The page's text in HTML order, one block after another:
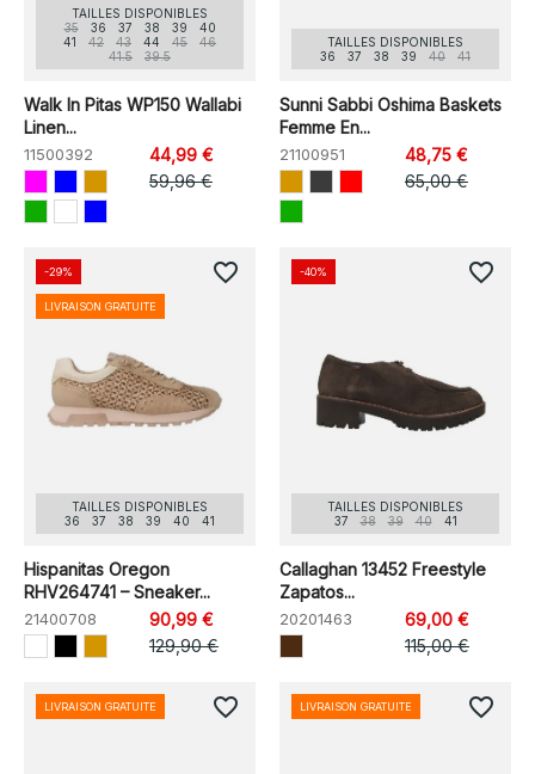
TAILLES DISPONIBLES
35
36 37 38 39
40
41
42 43 44 45
46
41.5
39.5
Walk In Pitas WP150 Wallabi
Linen...
11500392
44,99 €
59,96 €
TAILLES DISPONIBLES
36
37 38 39 40 41
Sunni Sabbi Oshima Baskets
Femme En...
21100951
48,75 €
65,00 €
TAILLES DISPONIBLES
36
37 38 39 40 41
Hispanitas Oregon
RHV264741 – Sneaker...
21400708
90,99 €
129,90 €
-29%
LIVRAISON GRATUITE
favorite_border
TAILLES DISPONIBLES
37
38 39 40 41
Callaghan 13452 Freestyle
Zapatos...
20201463
69,00 €
115,00 €
-40% favorite_border
LIVRAISON GRATUITE favorite_border LIVRAISON GRATUITE favorite_border